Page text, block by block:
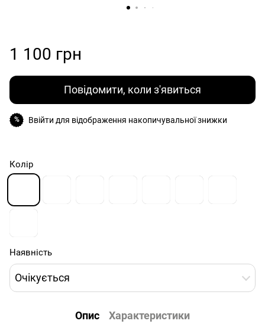
1 100 грн
Повідомити, коли з'явиться
% Ввійти для відображення накопичувальної знижки
Колір
Наявність
Очікується
Опис Характеристики